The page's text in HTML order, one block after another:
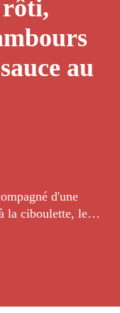
rôti,
au
d'une
la ciboulette, le